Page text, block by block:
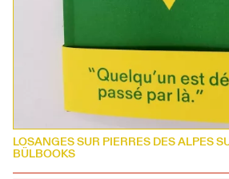
LOSANGES SUR PIERRES DES ALPES
BÜLBOOKS